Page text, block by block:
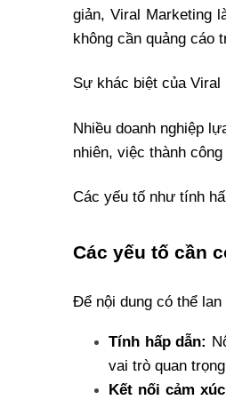
giản, Viral Marketing
không cần quảng cáo
Sự khác biệt của
Nhiều doanh nghiệp
nhiên, việc thành
Các yếu tố như tính
Các yếu tố cần
Để nội dung có thể
Tính hấp dẫn:
vai trò quan
Kết nối cảm